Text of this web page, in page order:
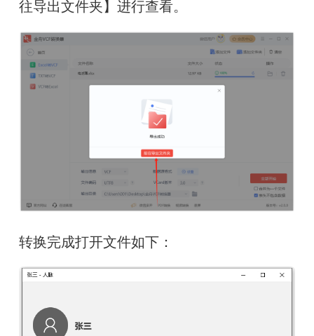
往导出文件夹】进行查看。
转换完成打开文件如下：